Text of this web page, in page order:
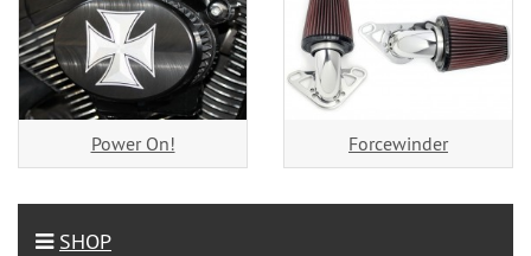
Power On! Forcewinder
SHOP